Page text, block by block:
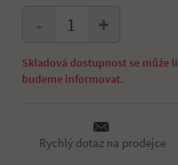
+
-
Skladová dostupnost se může
budeme informovat.
Rychlý dotaz na prodejce